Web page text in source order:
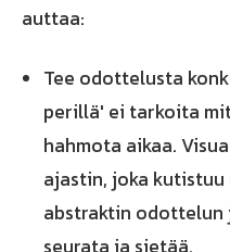
auttaa:
Tee odottelusta
perillä' ei tarkoita
hahmota aikaa.
ajastin, joka
abstraktin odottelun